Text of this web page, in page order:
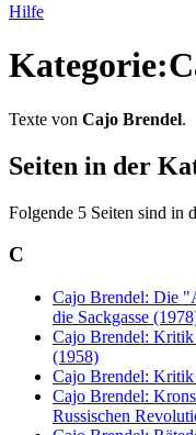
Hilfe
Kategorie:
Texte von Cajo Brendel.
Seiten in der
Folgende 5 Seiten sind in
C
Cajo Brendel: Die
die Sackgasse
Cajo Brendel: Kritik
(1958)
Cajo Brendel: Kritik
Cajo Brendel:
Russischen